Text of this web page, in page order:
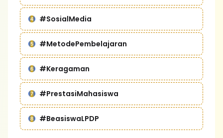
#SosialMedia
#MetodePembelajaran
#Keragaman
#PrestasiMahasiswa
#BeasiswaLPDP